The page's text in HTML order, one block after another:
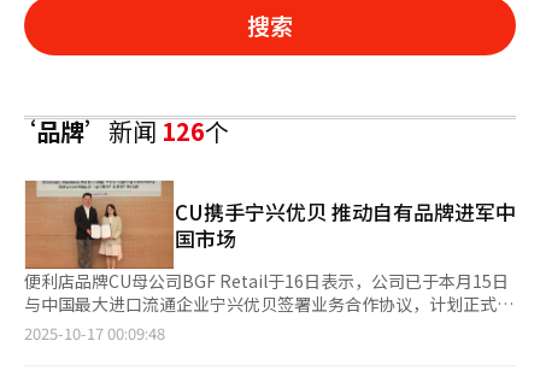
搜索
‘品牌’新闻126个
CU携手宁兴优贝 推动自有品牌进军中
国市场
便利店品牌CU母公司BGF Retail于16日表示，公司已于本月15日
与中国最大进口流通企业宁兴优贝签署业务合作协议，计划正式向
中国市场推出CU自有品牌（PB）产品。 BGF Retail方面指出，自
2025-10-17 00:09:48